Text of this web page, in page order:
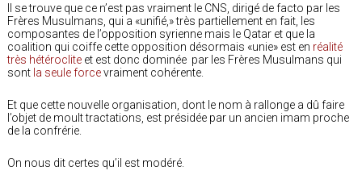
Il se trouve que ce n’est pas vraiment le CNS, dirigé de facto par les
Frères Musulmans, qui a «unifié,» très partiellement en fait, les
composantes de l’opposition syrienne mais le Qatar et que la
coalition qui coiffe cette opposition désormais «unie» est en réalité
très hétéroclite et est donc dominée par les Frères Musulmans qui
sont la seule forcevraiment cohérente.
Et que cette nouvelle organisation, dont le nom à rallonge a dû faire
l’objet de moult tractations, est présidée par un ancien imam proche
de la confrérie.
On nous dit certes qu’il est modéré.